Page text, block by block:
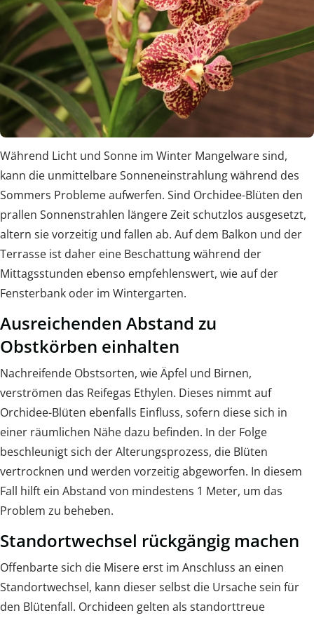
Während Licht und Sonne im Winter Mangelware sind,
kann die unmittelbare Sonneneinstrahlung während des
Sommers Probleme aufwerfen. Sind Orchidee-Blüten den
prallen Sonnenstrahlen längere Zeit schutzlos ausgesetzt,
altern sie vorzeitig und fallen ab. Auf dem Balkon und der
Terrasse ist daher eine Beschattung während der
Mittagsstunden ebenso empfehlenswert, wie auf der
Fensterbank oder im Wintergarten.
Ausreichenden Abstand zu
Obstkörben einhalten
Nachreifende Obstsorten, wie Äpfel und Birnen,
verströmen das Reifegas Ethylen. Dieses nimmt auf
Orchidee-Blüten ebenfalls Einfluss, sofern diese sich in
einer räumlichen Nähe dazu befinden. In der Folge
beschleunigt sich der Alterungsprozess, die Blüten
vertrocknen und werden vorzeitig abgeworfen. In diesem
Fall hilft ein Abstand von mindestens 1 Meter, um das
Problem zu beheben.
Standortwechsel rückgängig machen
Offenbarte sich die Misere erst im Anschluss an einen
Standortwechsel, kann dieser selbst die Ursache sein für
den Blütenfall. Orchideen gelten als standorttreue